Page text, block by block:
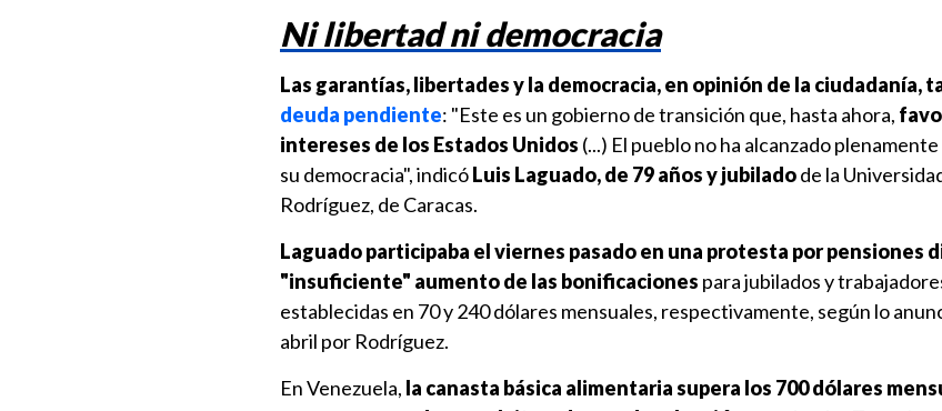
Ni libertad ni democracia
Las garantías, libertades y la democracia, en opinión de la ciudadanía,
deuda pendiente: "Este es un gobierno de transición que, hasta ahora,
intereses de los Estados Unidos (...) El pueblo no ha alcanzado
su democracia", indicóLuis Laguado, de 79 años y jubiladode la
Rodríguez, de Caracas.
Laguado participaba el viernes pasado en una protesta por pensiones
"insuficiente" aumento de las bonificaciones para jubilados y
establecidas en 70 y 240 dólares mensuales, respectivamente, según lo
abril por Rodríguez.
En Venezuela, la canasta básica alimentaria supera los 700 dólares